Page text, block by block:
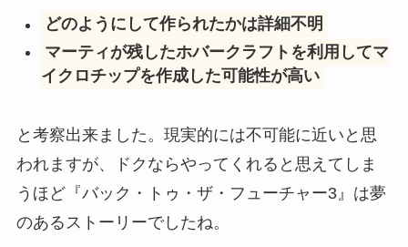
どのようにして作られたかは詳細不明
マーティが残したホバークラフトを利用してマ
イクロチップを作成した可能性が高い
と考察出来ました。現実的には不可能に近いと思
われますが、ドクならやってくれると思えてしま
うほど『バック・トゥ・ザ・フューチャー3』は夢
のあるストーリーでしたね。